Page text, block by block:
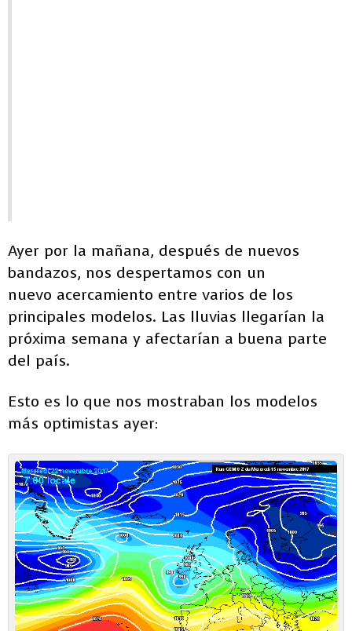
Ayer por la mañana, después de nuevos
bandazos, nos despertamos con un
nuevo acercamiento entre varios de los
principales modelos. Las lluvias llegarían la
próxima semana y afectarían a buena parte
del país.
Esto es lo que nos mostraban los modelos
más optimistas ayer: